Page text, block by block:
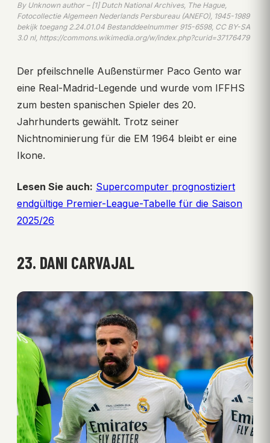
By Unknown author – [1] Dutch National Archives, The Hague,
Fotocollectie Algemeen Nederlands Persbureau (ANEFO), 1945-1989
bekijk toegang 2.24.01.04 Bestanddeelnummer 915-6598, CC BY-SA
3.0 nl, https://commons.wikimedia.org/w/index.php?curid=37176479
Der pfeilschnelle Außenstürmer Paco Gento war
eine Real-Madrid-Legende und wurde vom IFFHS
zum besten spanischen Spieler des 20.
Jahrhunderts gewählt. Trotz seiner
Nichtnominierung für die EM 1964 bleibt er eine
Ikone.
Lesen Sie auch: Supercomputer prognostiziert
endgültige Premier-League-Tabelle für die Saison
2025/26
23. DANI CARVAJAL